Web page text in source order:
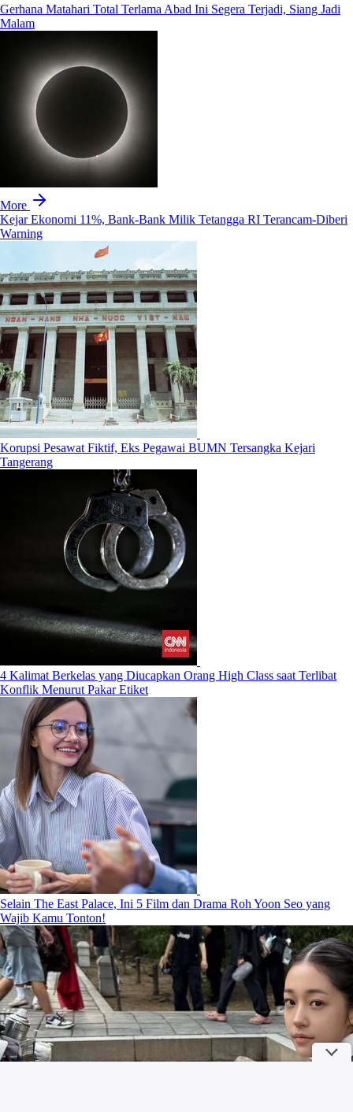
Gerhana Matahari Total Terlama Abad Ini Segera Terjadi, Siang Jadi
Malam
More
Kejar Ekonomi 11%, Bank-Bank Milik Tetangga RI Terancam-Diberi
Warning
Korupsi Pesawat Fiktif, Eks Pegawai BUMN Tersangka Kejari
Tangerang
4 Kalimat Berkelas yang Diucapkan Orang High Class saat Terlibat
Konflik Menurut Pakar Etiket
Selain The East Palace, Ini 5 Film dan Drama Roh Yoon Seo yang
Wajib Kamu Tonton!